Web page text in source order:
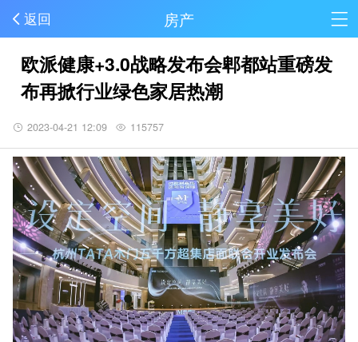
返回 房产
欧派健康+3.0战略发布会郫都站重磅发
布再掀行业绿色家居热潮
2023-04-21 12:09 115757